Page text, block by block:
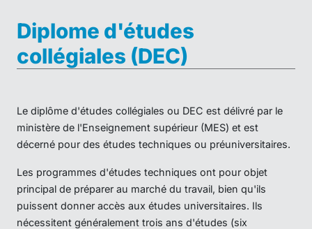
Diplome d'études
collégiales (DEC)
Le diplôme d'études collégiales ou DEC est délivré par le
ministère de l'Enseignement supérieur (MES) et est
décerné pour des études techniques ou préuniversitaires.
Les programmes d'études techniques ont pour objet
principal de préparer au marché du travail, bien qu'ils
puissent donner accès aux études universitaires. Ils
nécessitent généralement trois ans d'études (six